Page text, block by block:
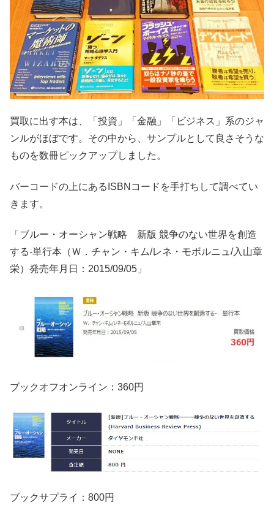
買取に出す本は、「投資」「金融」「ビジネス」系のジャ
ンルがほぼです。その中から、サンプルとして良さそうな
ものを数冊ピックアップしました。
バーコードの上にあるISBNコードを手打ちして調べてい
きます。
「ブルー・オーシャン戦略 新版 競争のない世界を創造
する-単行本（Ｗ．チャン・キム/レネ・モボルニュ/入山章
栄）発売年月日：2015/09/05」
ブックオフオンライン：360円
ブックサプライ：800円